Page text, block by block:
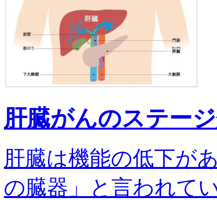
肝臓がんのステー
肝臓は機能の低下が
の臓器」と言われて